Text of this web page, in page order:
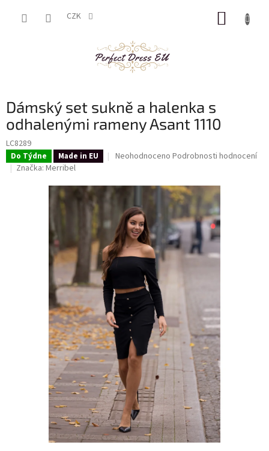
CZK
Dámský set sukně a halenka s
odhalenými rameny Asant 1110
LC8289
Do Týdne Made in EU
Průměrné
je
5
hvězdiček.
Neohodnoceno Podrobnosti hodnocení
Značka: Merribel